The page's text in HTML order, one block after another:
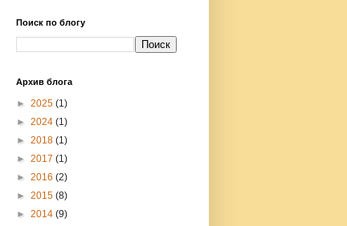
Поиск по блогу
Архив блога
► 2025 (1)
► 2024 (1)
► 2018 (1)
► 2017 (1)
► 2016 (2)
► 2015 (8)
► 2014 (9)